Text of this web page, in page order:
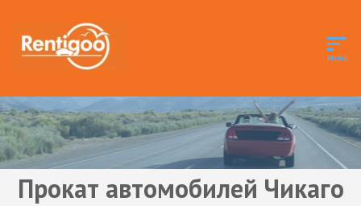
Прокат автомобилей Чикаго